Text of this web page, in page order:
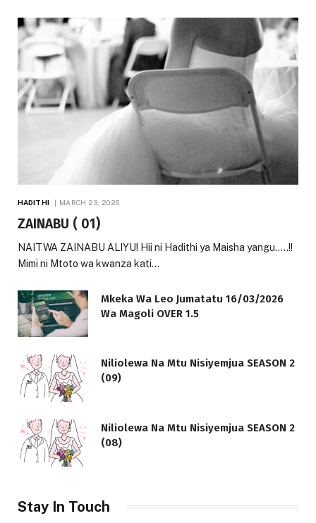
HADITHI MARCH 23, 2026
ZAINABU ( 01)
NAITWA ZAINABU ALIYU! Hii ni Hadithi ya Maisha yangu…..!!
Mimi ni Mtoto wa kwanza kati…
Mkeka Wa Leo Jumatatu 16/03/2026
Wa Magoli OVER 1.5
Niliolewa Na Mtu Nisiyemjua SEASON 2
(09)
Niliolewa Na Mtu Nisiyemjua SEASON 2
(08)
Stay In Touch